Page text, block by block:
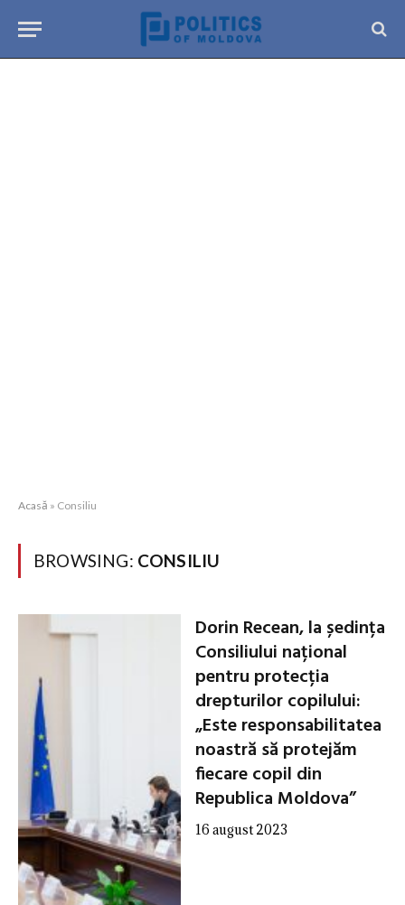
Acasă » Consiliu
BROWSING: CONSILIU
Dorin Recean, la ședința
Consiliului național
pentru protecția
drepturilor copilului:
„Este responsabilitatea
noastră să protejăm
fiecare copil din
Republica Moldova”
16 august 2023